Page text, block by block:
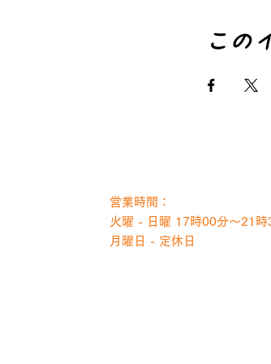
この
営業時間：
火曜 - 日曜 17時00分～21時
月曜日 - 定休日